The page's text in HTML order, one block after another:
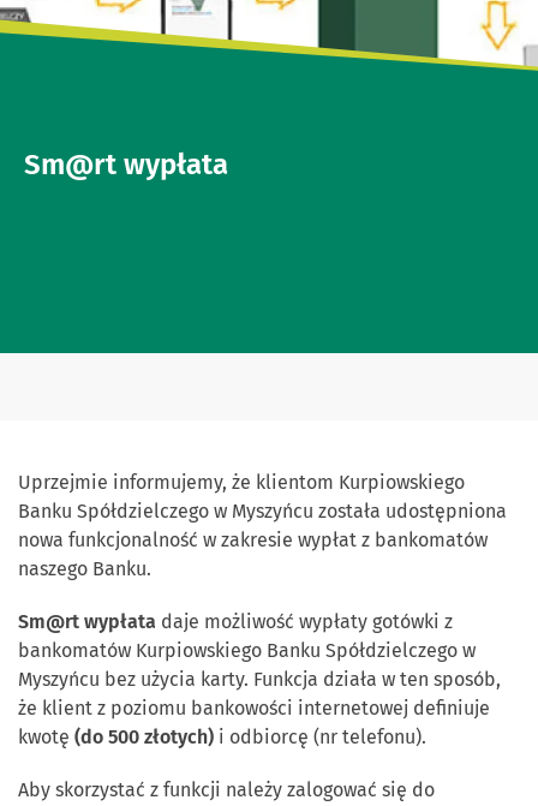
Sm@rt wypłata
Uprzejmie informujemy, że klientom Kurpiowskiego
Banku Spółdzielczego w Myszyńcu została udostępniona
nowa funkcjonalność w zakresie wypłat z bankomatów
naszego Banku.
Sm@rt wypłata daje możliwość wypłaty gotówki z
bankomatów Kurpiowskiego Banku Spółdzielczego w
Myszyńcu bez użycia karty. Funkcja działa w ten sposób,
że klient z poziomu bankowości internetowej definiuje
kwotę (do 500 złotych) i odbiorcę (nr telefonu).
Aby skorzystać z funkcji należy zalogować się do